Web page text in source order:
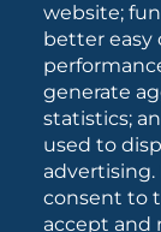
website;
better easy
generate
statistics;
used to
advertising.
consent to
accept and
Campagna
Unifg Mag
Unifg
Facts and